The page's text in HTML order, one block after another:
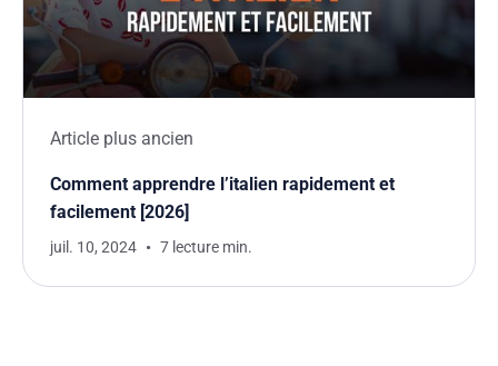
Article plus ancien
Comment apprendre l’italien rapidement et
facilement [2026]
juil. 10, 2024 7 lecture min.